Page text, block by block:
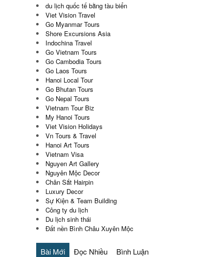
du lịch quốc tế bằng tàu biển
Viet Vision Travel
Go Myanmar Tours
Shore Excursions Asia
Indochina Travel
Go Vietnam Tours
Go Cambodia Tours
Go Laos Tours
Hanoi Local Tour
Go Bhutan Tours
Go Nepal Tours
Vietnam Tour Biz
My Hanoi Tours
Viet Vision Holidays
Vn Tours & Travel
Hanoi Art Tours
Vietnam Visa
Nguyen Art Gallery
Nguyên Mộc Decor
Chân Sắt Hairpin
Luxury Decor
Sự Kiện & Team Building
Công ty du lịch
Du lịch sinh thái
Đất nền Bình Châu Xuyên Mộc
Bài Mới Đọc Nhiều Bình Luận